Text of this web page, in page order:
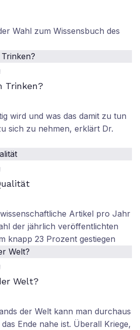
Wahl zum Wissensbuch des
Trinken?
wird und was das damit zu tun
sich zu nehmen, erklärt Dr.
Artikel pro Jahr
der jährlich veröffentlichten
knapp 23 Prozent gestiegen
Welt?
der Welt kann man durchaus
Ende nahe ist. Überall Kriege,